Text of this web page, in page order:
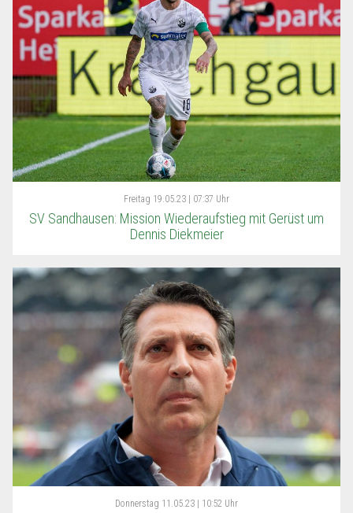
Freitag 19.05.23 | 07:37 Uhr
SV Sandhausen: Mission Wiederaufstieg mit Gerüst um
Dennis Diekmeier
Donnerstag 11.05.23 | 10:52 Uhr